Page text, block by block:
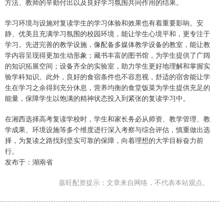
方法、教师的辛勤付出以及良好学习氛围共同作用的结果。
学习环境与设施对复读学生的学习体验和效果也有着重要影响。安
静、优美且充满学习氛围的校园环境，能让学生心境平和，更专注于
学习。先进完善的教学设施，像配备多媒体教学设备的教室，能让教
学内容呈现得更加生动形象；藏书丰富的图书馆，为学生提供了广阔
的知识拓展空间；设备齐全的实验室，助力学生更好地理解和掌握实
验学科知识。此外，良好的食宿条件也不容忽视，舒适的宿舍能让学
生在学习之余得到充分休息，营养均衡的食堂饭菜为学生提供充足的
能量，保障学生以饱满的精神状态投入到紧张的复读学习中。
在湘西选择高考复读学校时，学生和家长务必从师资、教学管理、教
学成果、环境设施等多个维度进行深入考察与综合评估，慎重做出选
择，为复读之路找到坚实可靠的保障，向着理想的大学目标奋力前
行。
发布于：湖南省
嘉旺配资提示：文章来自网络，不代表本站观点。